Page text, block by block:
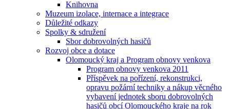
Knihovna
Muzeum izolace, internace a integrace
Důležité odkazy
Spolky & sdružení
Sbor dobrovolných hasičů
Rozvoj obce a dotace
Olomoucký kraj a Program obnovy venkova
Program obnovy venkova 2011
Příspěvek na pořízení, rekonstrukci,
opravu požární techniky a nákup věcného
vybavení jednotek sboru dobrovolných
hasičů obcí Olomouckého kraje na rok